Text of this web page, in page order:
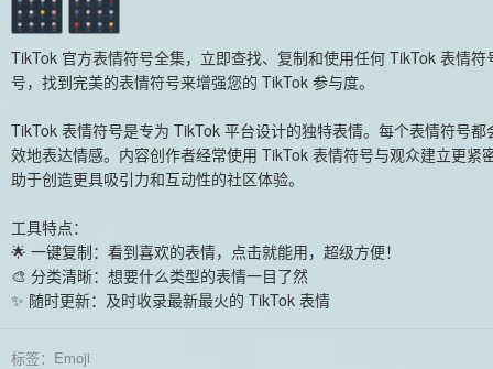
TikTok 官方表情符号全集，立即查找、复制和使用任何 TikTok 表情
号，找到完美的表情符号来增强您的 TikTok 参与度。
TikTok 表情符号是专为 TikTok 平台设计的独特表情。每个表情符号
效地表达情感。内容创作者经常使用 TikTok 表情符号与观众建立更
助于创造更具吸引力和互动性的社区体验。
工具特点：
🌟 一键复制：看到喜欢的表情，点击就能用，超级方便！
🎨 分类清晰：想要什么类型的表情一目了然
✨ 随时更新：及时收录最新最火的 TikTok 表情
标签： Emoji